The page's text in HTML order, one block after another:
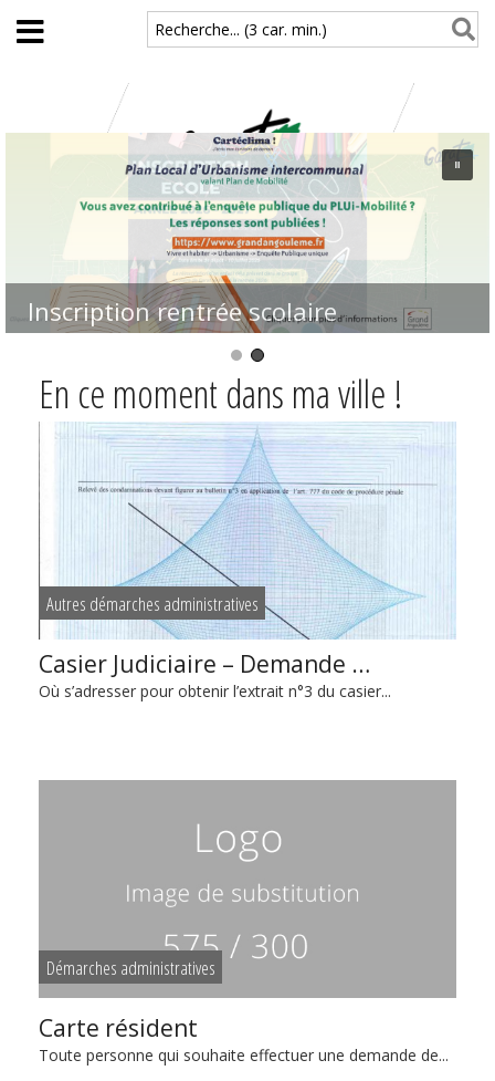
Aller au contenu principal
Recherche... (3 car. min.)
Inscription rentrée scolaire
En ce moment dans ma ville !
Autres démarches administratives
Casier Judiciaire – Demande …
Où s’adresser pour obtenir l’extrait n°3 du casier...
Démarches administratives
Carte résident
Toute personne qui souhaite effectuer une demande de...